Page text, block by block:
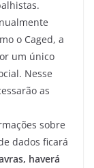
o Caged, a
um único
Nesse
as
sobre
dados ficará
haverá